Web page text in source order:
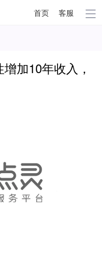
首页 客服
加10年收入，